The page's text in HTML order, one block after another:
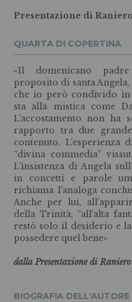
Presentazione di
QUARTA DI COPERTINA
«Il domenicano
proposito di santa
che io però condivido in
sta alla mistica come
L’accostamento non ha
rapporto tra due
contenuto. L’esperienza
“divina commedia”
L’insistenza di Angela
in concetti e parole
richiama l’analoga
Anche per lui,
della Trinità, “all’alta
restò solo il desiderio e
possedere quel bene»
dalla Presentazione di Raniero
BIOGRAFIA DELL'AUTORE